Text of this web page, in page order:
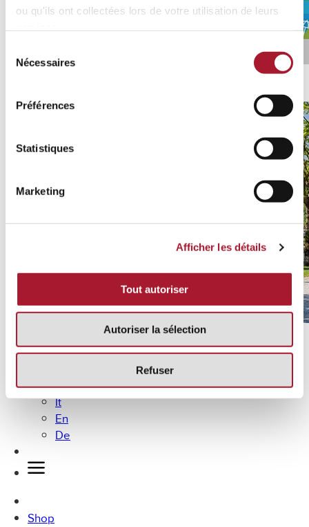
ou qu'ils ont collectées lors de votre utilisation de leurs
Nécessaires
Préférences
Statistiques
Marketing
Afficher les détails
Tout autoriser
Autoriser la sélection
Refuser
Lugano en vélo
MICE
Fr
It
En
De
Shop